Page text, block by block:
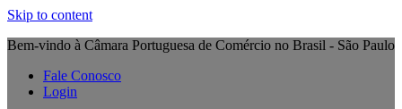
Skip to content
Bem-vindo à Câmara Portuguesa de Comércio no Brasil - São Paulo
Fale Conosco
Login